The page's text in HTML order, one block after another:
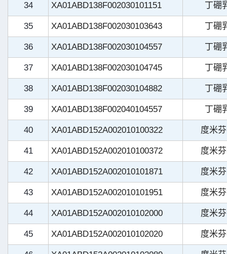
34 XA01ABD138F002030101151 丁硼
35 XA01ABD138F002030103643 丁硼
36 XA01ABD138F002030104557 丁硼
37 XA01ABD138F002030104745 丁硼
38 XA01ABD138F002030104882 丁硼
39 XA01ABD138F002040104557 丁硼
40 XA01ABD152A002010100322 度米
41 XA01ABD152A002010100372 度米
42 XA01ABD152A002010101871 度米
43 XA01ABD152A002010101951 度米
44 XA01ABD152A002010102000 度米
45 XA01ABD152A002010102020 度米